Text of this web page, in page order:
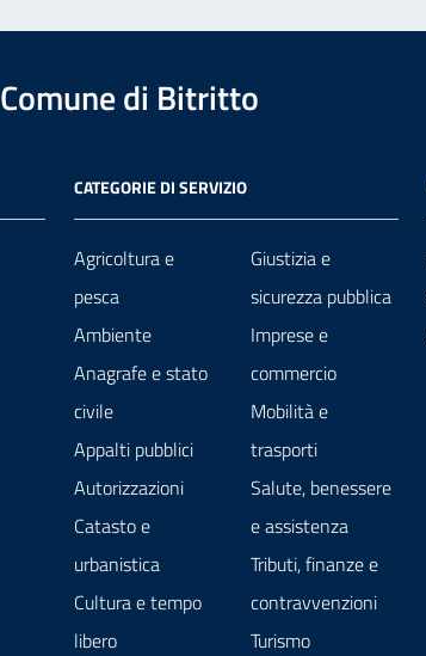
Comune di Bitritto
CATEGORIE DI SERVIZIO
Agricoltura e
pesca
Ambiente
Anagrafe e stato
civile
Appalti pubblici
Autorizzazioni
Catasto e
urbanistica
Cultura e tempo
libero
Giustizia e
sicurezza pubblica
Imprese e
commercio
Mobilità e
trasporti
Salute, benessere
e assistenza
Tributi, finanze e
contravvenzioni
Turismo